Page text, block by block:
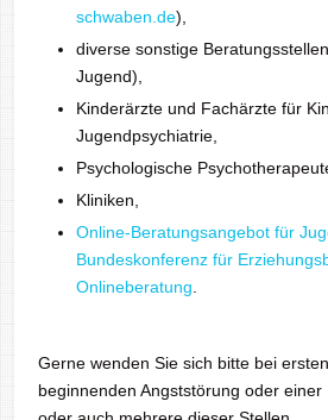
schwaben.de),
diverse sonstige
Jugend),
Kinderärzte und Fachärzte für
Jugendpsychiatrie,
Psychologische
Kliniken,
Online-Beratungsangebot für
Bundeskonferenz für
Onlineberatung
Gerne wenden Sie sich bitte bei
beginnenden Angststörung oder einer